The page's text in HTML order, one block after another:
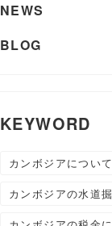
NEWS
BLOG
KEYWORD
カンボジアについて